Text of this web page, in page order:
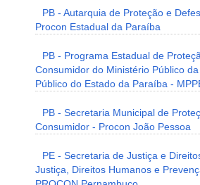
PB - Autarquia de Proteção e
Procon Estadual da Paraíba
PB - Programa Estadual de
Consumidor do Ministério Público
Público do Estado da Paraíba -
PB - Secretaria Municipal de
Consumidor - Procon João Pessoa
PE - Secretaria de Justiça e
Justiça, Direitos Humanos e